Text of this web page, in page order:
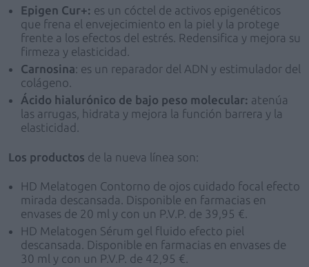
Epigen Cur+: es un cóctel de activos epigenéticos
que frena el envejecimiento en la piel y la protege
frente a los efectos del estrés. Redensifica y mejora su
firmeza y elasticidad.
Carnosina: es un reparador del ADN y estimulador del
colágeno.
Ácido hialurónico de bajo peso molecular: atenúa
las arrugas, hidrata y mejora la función barrera y la
elasticidad.
Los productos de la nueva línea son:
HD Melatogen Contorno de ojos cuidado focal efecto
mirada descansada. Disponible en farmacias en
envases de 20 ml y con un P.V.P. de 39,95 €.
HD Melatogen Sérum gel fluido efecto piel
descansada. Disponible en farmacias en envases de
30 ml y con un P.V.P. de 42,95 €.